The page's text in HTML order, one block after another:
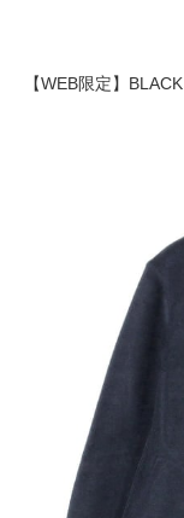
【WEB限定】BLACK